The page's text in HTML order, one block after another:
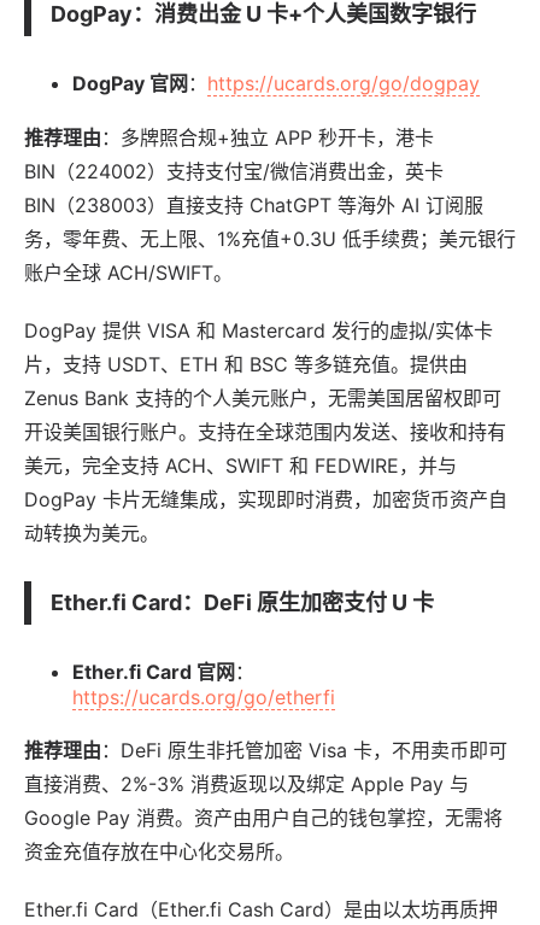
DogPay：消费出金 U 卡+个人美国数字银行
DogPay 官网 ： https://ucards.org/go/dogpay
推荐理由 ：多牌照合规+独立 APP 秒开卡，港卡
BIN（224002）支持支付宝/微信消费出金，英卡
BIN（238003）直接支持 ChatGPT 等海外 AI 订阅服
务，零年费、无上限、1%充值+0.3U 低手续费；美元银行
账户全球 ACH/SWIFT。
DogPay 提供 VISA 和 Mastercard 发行的虚拟/实体卡
片，支持 USDT、ETH 和 BSC 等多链充值。提供由
Zenus Bank 支持的个人美元账户，无需美国居留权即可
开设美国银行账户。支持在全球范围内发送、接收和持有
美元，完全支持 ACH、SWIFT 和 FEDWIRE，并与
DogPay 卡片无缝集成，实现即时消费，加密货币资产自
动转换为美元。
Ether.fi Card：DeFi 原生加密支付 U 卡
Ether.fi Card 官网 ：
https://ucards.org/go/etherfi
推荐理由 ：DeFi 原生非托管加密 Visa 卡，不用卖币即可
直接消费、2%-3% 消费返现以及绑定 Apple Pay 与
Google Pay 消费。资产由用户自己的钱包掌控，无需将
资金充值存放在中心化交易所。
Ether.fi Card（Ether.fi Cash Card）是由以太坊再质押